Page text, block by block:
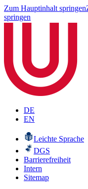
Zum Hauptinhalt springen
springen
DE
EN
Leichte Sprache
DGS
Barrierefreiheit
Intern
Sitemap